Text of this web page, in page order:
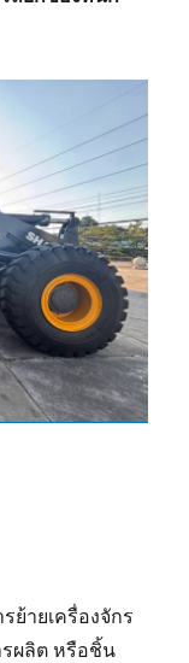
ย้ายเครื่องจักร
ผลิต หรือชิ้น